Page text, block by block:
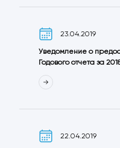
23.04.2019
Уведомление о
Годового отчета за
22.04.2019